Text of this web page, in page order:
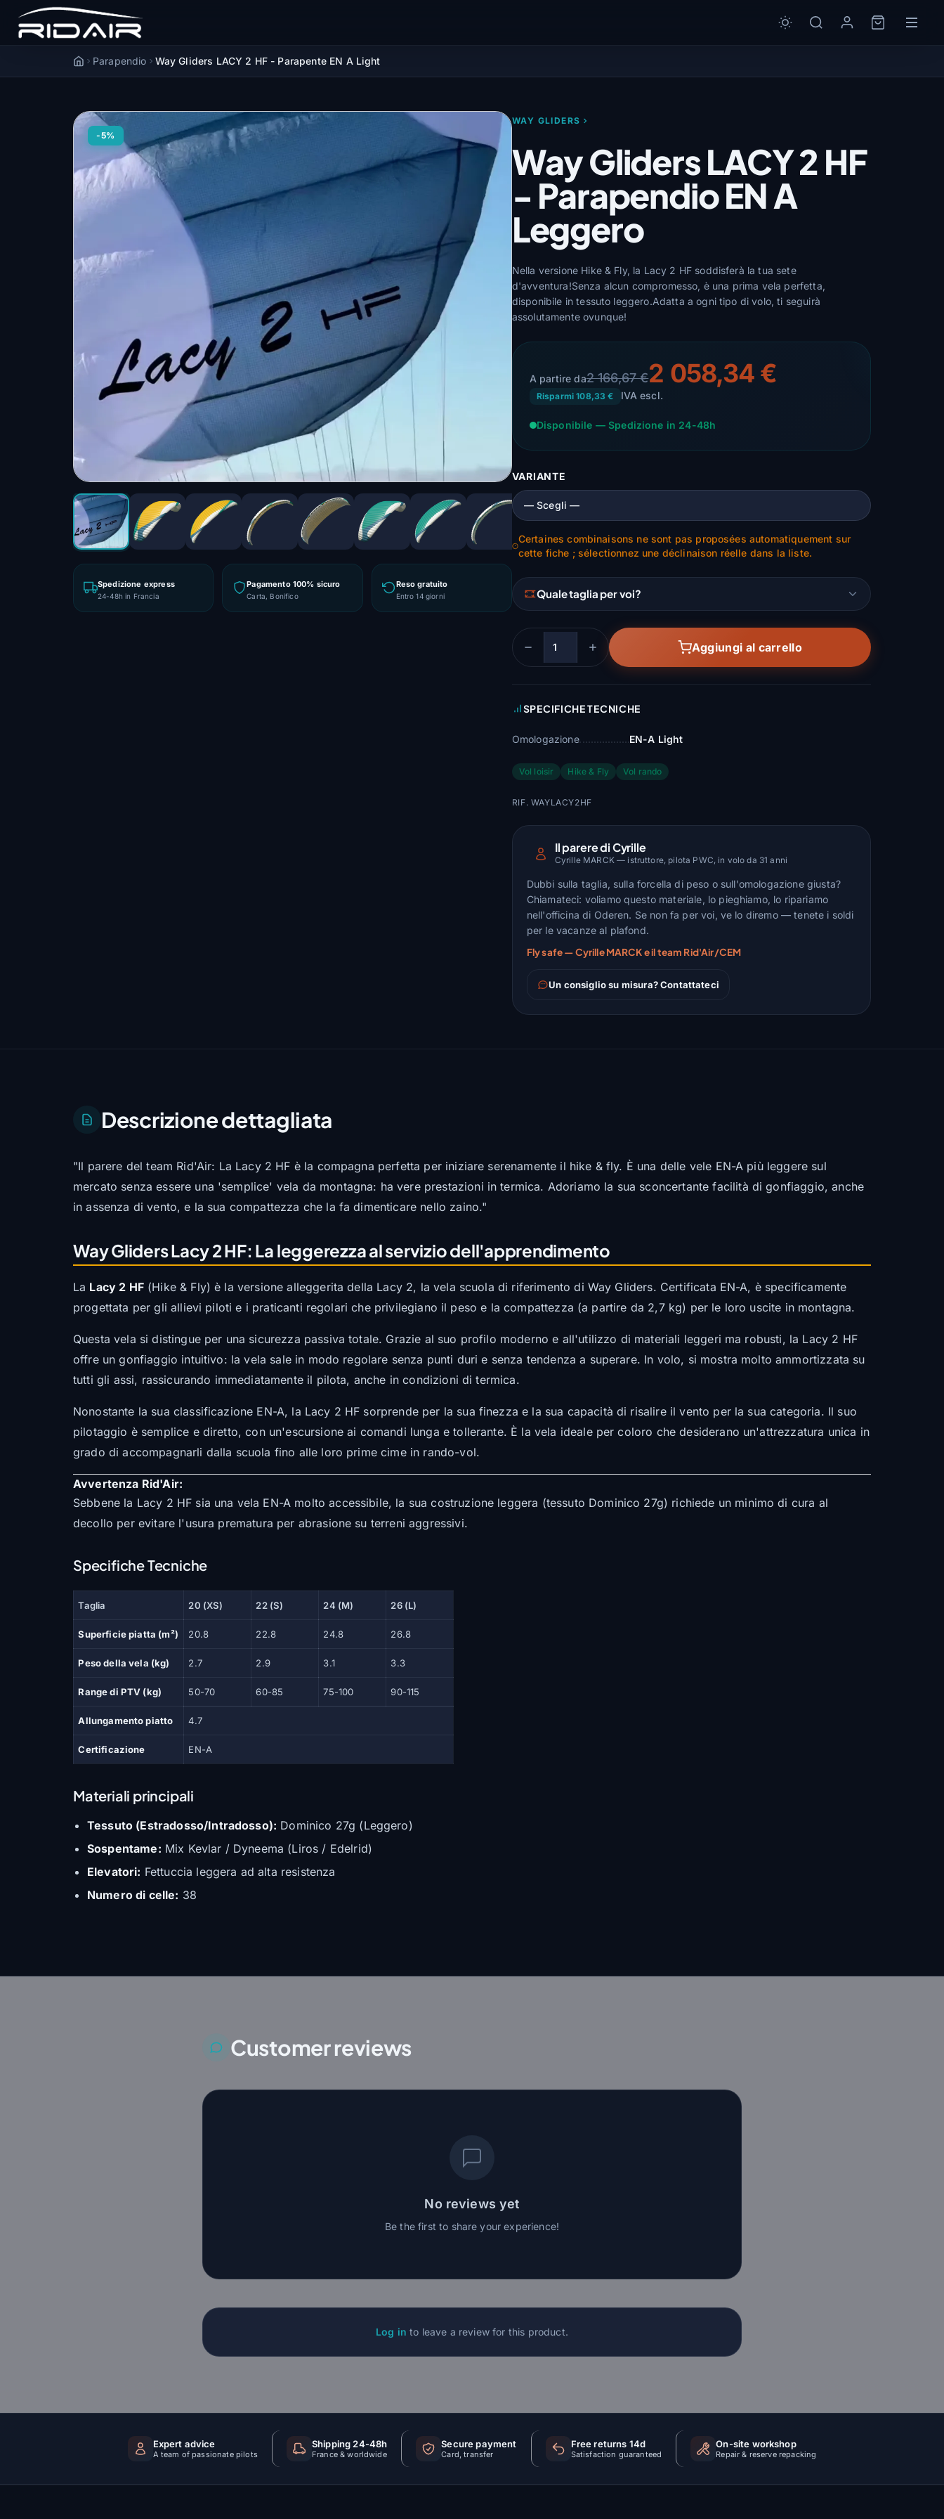
AccueilParapendio Way Gliders LACY 2 HF - Parapente EN A Light
-5%
Spedizione express
24-48h in Francia
Pagamento 100% sicuro
Carta, Bonifico
Reso gratuito
Entro 14 giorni
WAY GLIDERS
Way Gliders LACY 2 HF
- Parapendio EN A
Leggero
Nella versione Hike & Fly, la Lacy 2 HF soddisferà la tua sete
d'avventura!Senza alcun compromesso, è una prima vela perfetta,
disponibile in tessuto leggero.Adatta a ogni tipo di volo, ti seguirà
assolutamente ovunque!
A partire da2 166,67 €2 058,34 €
Risparmi 108,33 € IVA escl.
Disponibile — Spedizione in 24-48h
VARIANTE
Certaines combinaisons ne sont pas proposées automatiquement sur
cette fiche ; sélectionnez une déclinaison réelle dans la liste.
Quale taglia per voi?
Quantità
Aggiungi al carrello
SPECIFICHE TECNICHE
Omologazione EN-A Light
Vol loisir Hike & Fly Vol rando
RIF. WAYLACY2HF
Il parere di Cyrille
Cyrille MARCK — istruttore, pilota PWC, in volo da 31 anni
Dubbi sulla taglia, sulla forcella di peso o sull'omologazione giusta?
Chiamateci: voliamo questo materiale, lo pieghiamo, lo ripariamo
nell'officina di Oderen. Se non fa per voi, ve lo diremo — tenete i soldi
per le vacanze al plafond.
Fly safe — Cyrille MARCK e il team Rid'Air/CEM
Un consiglio su misura? Contattateci
Descrizione dettagliata
"Il parere del team Rid'Air: La Lacy 2 HF è la compagna perfetta per iniziare serenamente il hike & fly. È una delle vele EN-A più leggere sul
mercato senza essere una 'semplice' vela da montagna: ha vere prestazioni in termica. Adoriamo la sua sconcertante facilità di gonfiaggio, anche
in assenza di vento, e la sua compattezza che la fa dimenticare nello zaino."
Way Gliders Lacy 2 HF: La leggerezza al servizio dell'apprendimento
La Lacy 2 HF(Hike & Fly) è la versione alleggerita della Lacy 2, la vela scuola di riferimento di Way Gliders. Certificata EN-A, è specificamente
progettata per gli allievi piloti e i praticanti regolari che privilegiano il peso e la compattezza (a partire da 2,7 kg) per le loro uscite in montagna.
Questa vela si distingue per una sicurezza passiva totale. Grazie al suo profilo moderno e all'utilizzo di materiali leggeri ma robusti, la Lacy 2 HF
offre un gonfiaggio intuitivo: la vela sale in modo regolare senza punti duri e senza tendenza a superare. In volo, si mostra molto ammortizzata su
tutti gli assi, rassicurando immediatamente il pilota, anche in condizioni di termica.
Nonostante la sua classificazione EN-A, la Lacy 2 HF sorprende per la sua finezza e la sua capacità di risalire il vento per la sua categoria. Il suo
pilotaggio è semplice e diretto, con un'escursione ai comandi lunga e tollerante. È la vela ideale per coloro che desiderano un'attrezzatura unica in
grado di accompagnarli dalla scuola fino alle loro prime cime in rando-vol.
Avvertenza Rid'Air:
Sebbene la Lacy 2 HF sia una vela EN-A molto accessibile, la sua costruzione leggera (tessuto Dominico 27g) richiede un minimo di cura al
decollo per evitare l'usura prematura per abrasione su terreni aggressivi.
Specifiche Tecniche
Taglia 20 (XS) 22 (S) 24 (M) 26 (L)
Superficie piatta (m²) 20.8 22.8 24.8 26.8
Peso della vela (kg) 2.7 2.9 3.1 3.3
Range di PTV (kg) 50-70 60-85 75-100 90-115
Allungamento piatto 4.7
Certificazione EN-A
Materiali principali
Tessuto (Estradosso/Intradosso): Dominico 27g (Leggero)
Sospentame: Mix Kevlar / Dyneema (Liros / Edelrid)
Elevatori: Fettuccia leggera ad alta resistenza
Numero di celle: 38
Customer reviews
No reviews yet
Be the first to share your experience!
Log in to leave a review for this product.
Expert advice
A team of passionate pilots
Shipping 24-48h
France & worldwide
Secure payment
Card, transfer
Free returns 14d
Satisfaction guaranteed
On-site workshop
Repair & reserve repacking